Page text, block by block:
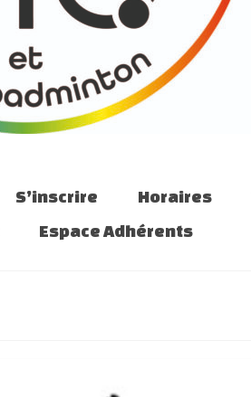
S’inscrire Horaires
Espace Adhérents